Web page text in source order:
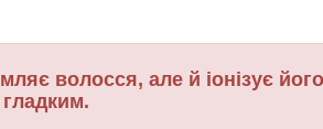
волосся, але й іонізує